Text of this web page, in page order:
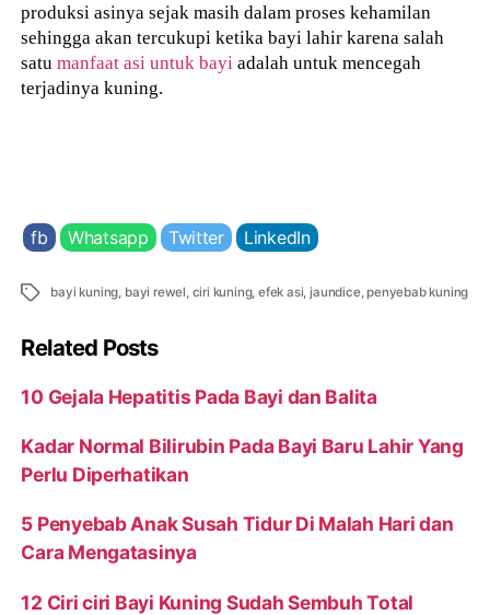
produksi asinya sejak masih dalam proses kehamilan
sehingga akan tercukupi ketika bayi lahir karena salah
satumanfaat asi untuk bayi adalah untuk mencegah
terjadinya kuning.
fb Whatsapp Twitter LinkedIn
Tags bayi kuning, bayi rewel, ciri kuning,efek asi, jaundice,penyebab kuning
Related Posts
10 Gejala Hepatitis Pada Bayi dan Balita
Kadar Normal Bilirubin Pada Bayi Baru Lahir Yang
Perlu Diperhatikan
5 Penyebab Anak Susah Tidur Di Malah Hari dan
Cara Mengatasinya
12 Ciri ciri Bayi Kuning Sudah Sembuh Total